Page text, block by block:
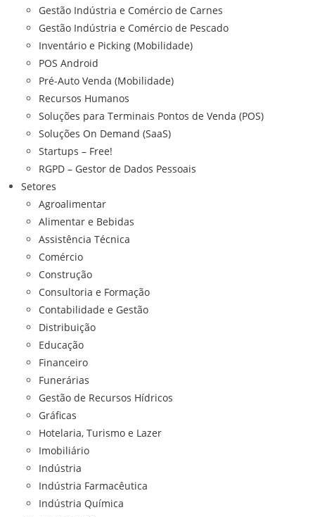
Gestão Indústria e Comércio de Carnes
Gestão Indústria e Comércio de Pescado
Inventário e Picking (Mobilidade)
POS Android
Pré-Auto Venda (Mobilidade)
Recursos Humanos
Soluções para Terminais Pontos de Venda (POS)
Soluções On Demand (SaaS)
Startups – Free!
RGPD – Gestor de Dados Pessoais
Setores
Agroalimentar
Alimentar e Bebidas
Assistência Técnica
Comércio
Construção
Consultoria e Formação
Contabilidade e Gestão
Distribuição
Educação
Financeiro
Funerárias
Gestão de Recursos Hídricos
Gráficas
Hotelaria, Turismo e Lazer
Imobiliário
Indústria
Indústria Farmacêutica
Indústria Química